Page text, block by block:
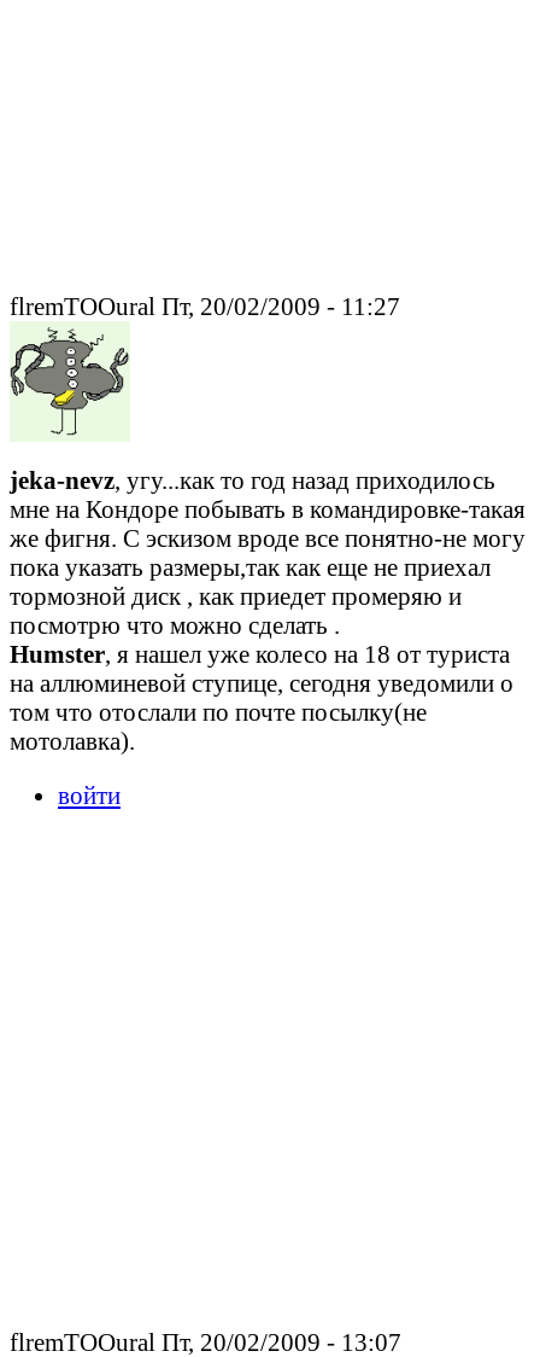
flremTOOural Пт, 20/02/2009 - 11:27
jeka-nevz, угу...как то год назад приходилось
мне на Кондоре побывать в командировке-такая
же фигня. С эскизом вроде все понятно-не могу
пока указать размеры,так как еще не приехал
тормозной диск , как приедет промеряю и
посмотрю что можно сделать .
Humster, я нашел уже колесо на 18 от туриста
на аллюминевой ступице, сегодня уведомили о
том что отослали по почте посылку(не
мотолавка).
войти
flremTOOural Пт, 20/02/2009 - 13:07